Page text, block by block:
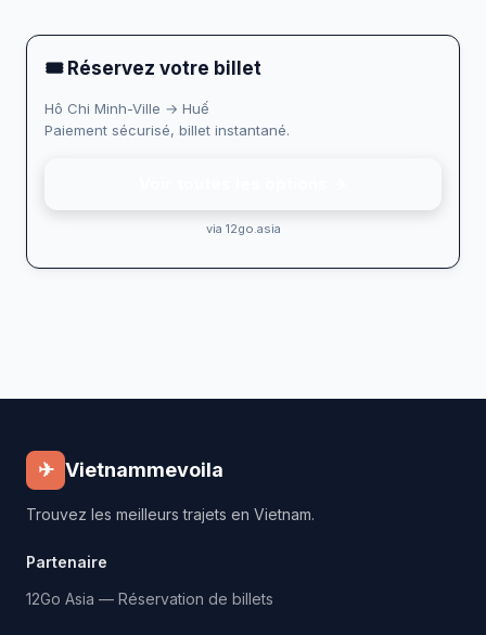
🎟 Réservez votre billet
Hô Chi Minh-Ville → Huế
Paiement sécurisé, billet instantané.
via 12go.asia
✈ Vietnammevoila
Trouvez les meilleurs trajets en Vietnam.
Partenaire
12Go Asia — Réservation de billets